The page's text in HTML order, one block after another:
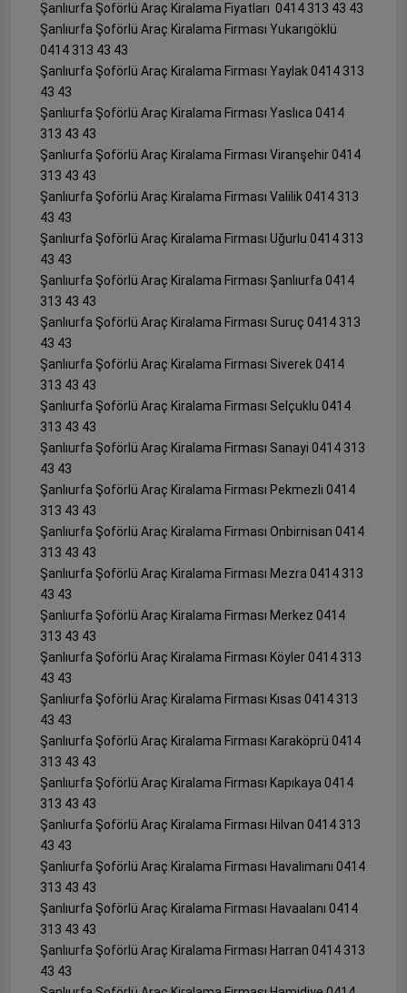
Şanlıurfa Şoförlü Araç Kiralama Fiyatları 0414 313 43 43
Şanlıurfa Şoförlü Araç Kiralama Firması Yukarıgöklü
0414 313 43 43
Şanlıurfa Şoförlü Araç Kiralama Firması Yaylak 0414 313
43 43
Şanlıurfa Şoförlü Araç Kiralama Firması Yaslıca 0414
313 43 43
Şanlıurfa Şoförlü Araç Kiralama Firması Viranşehir 0414
313 43 43
Şanlıurfa Şoförlü Araç Kiralama Firması Valilik 0414 313
43 43
Şanlıurfa Şoförlü Araç Kiralama Firması Uğurlu 0414 313
43 43
Şanlıurfa Şoförlü Araç Kiralama Firması Şanlıurfa 0414
313 43 43
Şanlıurfa Şoförlü Araç Kiralama Firması Suruç 0414 313
43 43
Şanlıurfa Şoförlü Araç Kiralama Firması Siverek 0414
313 43 43
Şanlıurfa Şoförlü Araç Kiralama Firması Selçuklu 0414
313 43 43
Şanlıurfa Şoförlü Araç Kiralama Firması Sanayi 0414 313
43 43
Şanlıurfa Şoförlü Araç Kiralama Firması Pekmezli 0414
313 43 43
Şanlıurfa Şoförlü Araç Kiralama Firması Onbirnisan 0414
313 43 43
Şanlıurfa Şoförlü Araç Kiralama Firması Mezra 0414 313
43 43
Şanlıurfa Şoförlü Araç Kiralama Firması Merkez 0414
313 43 43
Şanlıurfa Şoförlü Araç Kiralama Firması Köyler 0414 313
43 43
Şanlıurfa Şoförlü Araç Kiralama Firması Kısas 0414 313
43 43
Şanlıurfa Şoförlü Araç Kiralama Firması Karaköprü 0414
313 43 43
Şanlıurfa Şoförlü Araç Kiralama Firması Kapıkaya 0414
313 43 43
Şanlıurfa Şoförlü Araç Kiralama Firması Hilvan 0414 313
43 43
Şanlıurfa Şoförlü Araç Kiralama Firması Havalimanı 0414
313 43 43
Şanlıurfa Şoförlü Araç Kiralama Firması Havaalanı 0414
313 43 43
Şanlıurfa Şoförlü Araç Kiralama Firması Harran 0414 313
43 43